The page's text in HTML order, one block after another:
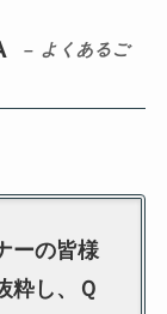
– よくあるご
ーの皆様
粋し、Ｑ